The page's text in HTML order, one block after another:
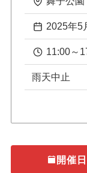
2025年5
11:00～
雨天中止
開催